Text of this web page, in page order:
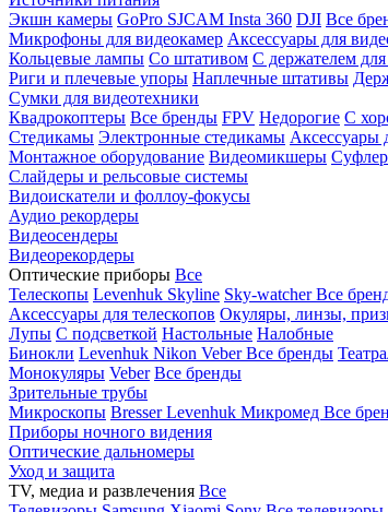
Экшн камеры GoPro SJCAM Insta 360 DJI Все
Микрофоны для видеокамер Аксессуары для
Кольцевые лампы Со штативом C держателем
Риги и плечевые упоры Наплечные штативы
Сумки для видеотехники
Квадрокоптеры Все бренды FPV Недорогие С
Стедикамы Электронные стедикамы Аксессуары
Монтажное оборудование Видеомикшеры
Слайдеры и рельсовые системы
Видоискатели и фоллоу-фокусы
Аудио рекордеры
Видеосендеры
Видеорекордеры
Оптические приборы Все
Телескопы Levenhuk Skyline Sky-watcherВсе
Аксессуары для телескопов Окуляры, линзы,
Лупы С подсветкой Настольные Налобные
Бинокли Levenhuk Nikon VeberВсе бренды
Монокуляры Veber Все бренды
Зрительные трубы
Микроскопы BresserLevenhuk Микромед Все
Приборы ночного видения
Оптические дальномеры
Уход и защита
TV, медиа и развлечения Все